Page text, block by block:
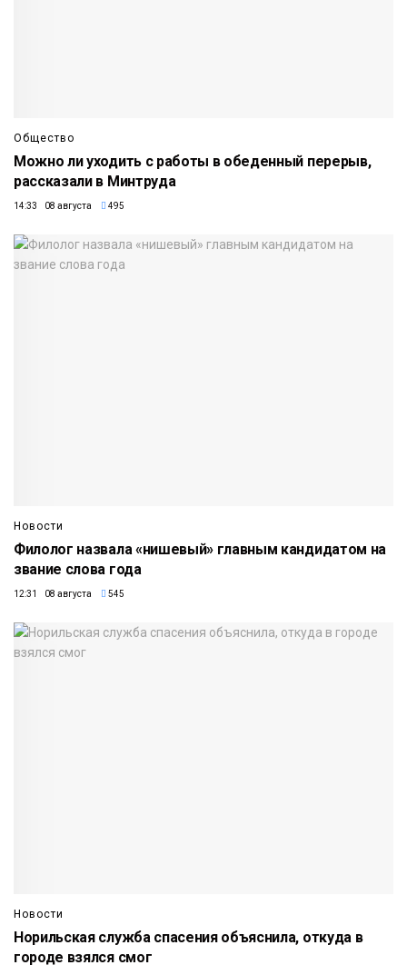
Общество
Можно ли уходить с работы в обеденный перерыв,
рассказали в Минтруда
14:33 08 августа 495
Новости
Филолог назвала «нишевый» главным кандидатом на
звание слова года
12:31 08 августа 545
Новости
Норильская служба спасения объяснила, откуда в
городе взялся смог